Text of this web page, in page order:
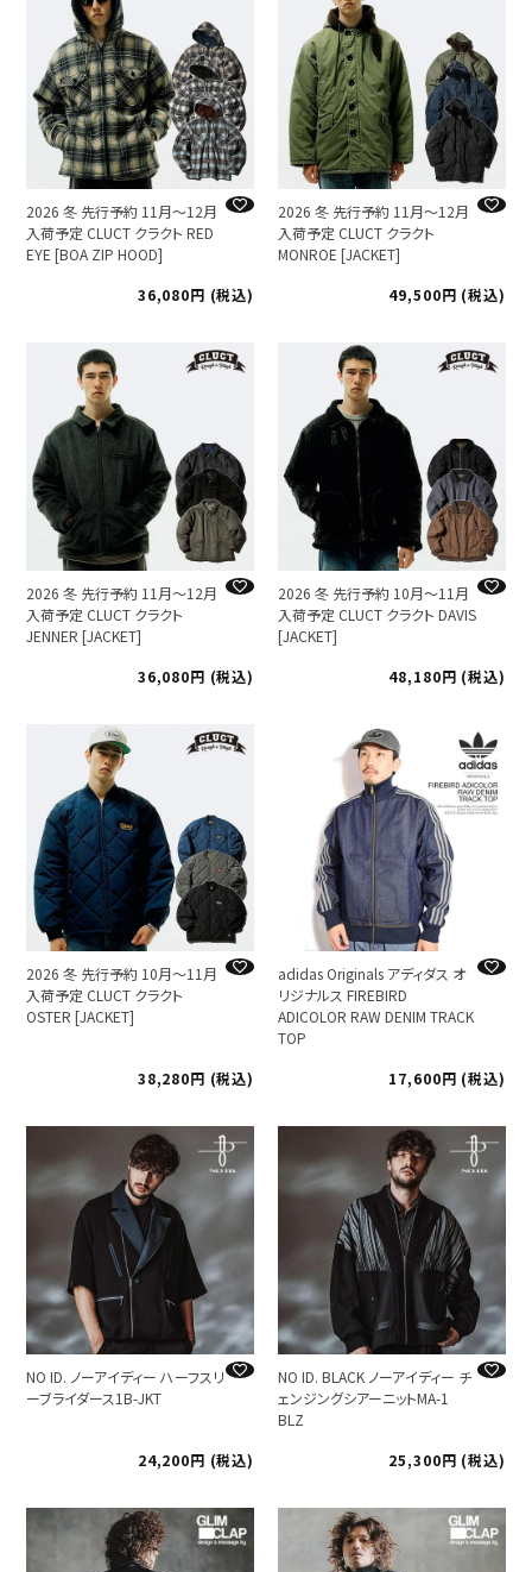
2026 冬 先行予約 11月～12月
入荷予定 CLUCT クラクト RED
EYE [BOA ZIP HOOD]
36,080
税込
2026 冬 先行予約 11月～12月
入荷予定 CLUCT クラクト
MONROE [JACKET]
49,500
税込
2026 冬 先行予約 11月～12月
入荷予定 CLUCT クラクト
JENNER [JACKET]
36,080
税込
2026 冬 先行予約 10月～11月
入荷予定 CLUCT クラクト DAVIS
[JACKET]
48,180
税込
2026 冬 先行予約 10月～11月
入荷予定 CLUCT クラクト
OSTER [JACKET]
38,280 税込
adidas Originals アディダス オ
リジナルス FIREBIRD
ADICOLOR RAW DENIM TRACK
TOP
17,600
税込
NO ID. ノーアイディー ハーフスリ
ーブライダース1B-JKT
24,200 税込
NO ID. BLACK ノーアイディー チ
ェンジングシアーニットMA-1
BLZ
25,300
税込